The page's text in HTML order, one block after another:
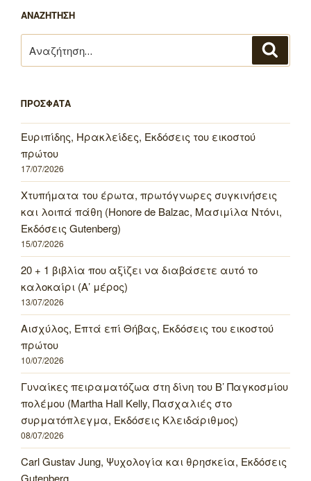
ΑΝΑΖΗΤΗΣΗ
για:
ΠΡΟΣΦΑΤΑ
Ευριπίδης, Ηρακλείδες, Εκδόσεις του εικοστού
πρώτου
17/07/2026
Χτυπήματα του έρωτα, πρωτόγνωρες συγκινήσεις
και λοιπά πάθη (Honore de Balzac, Μασιμίλα Ντόνι,
Εκδόσεις Gutenberg)
15/07/2026
20 + 1 βιβλία που αξίζει να διαβάσετε αυτό το
καλοκαίρι (Α’ μέρος)
13/07/2026
Αισχύλος, Επτά επί Θήβας, Εκδόσεις του εικοστού
πρώτου
10/07/2026
Γυναίκες πειραματόζωα στη δίνη του Β’ Παγκοσμίου
πολέμου (Martha Hall Kelly, Πασχαλιές στο
συρματόπλεγμα, Εκδόσεις Κλειδάριθμος)
08/07/2026
Carl Gustav Jung, Ψυχολογία και θρησκεία, Εκδόσεις
Gutenberg